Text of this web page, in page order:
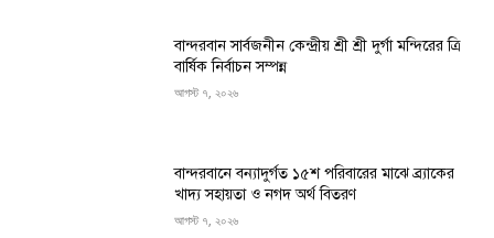
বান্দরবান সার্বজনীন কেন্দ্রীয় শ্রী শ্রী দুর্গা মন্দিরের ত্রি
বার্ষিক নির্বাচন সম্পন্ন
আগস্ট ৭, ২০২৬
বান্দরবানে বন্যাদুর্গত ১৫শ পরিবারের মাঝে ব্র্যাকের
খাদ্য সহায়তা ও নগদ অর্থ বিতরণ
আগস্ট ৭, ২০২৬